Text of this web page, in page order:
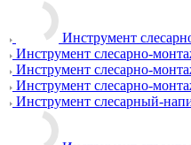
Инструмент
Инструмент слесарно-
Инструмент слесарно-
Инструмент слесарно-
Инструмент слесарный-